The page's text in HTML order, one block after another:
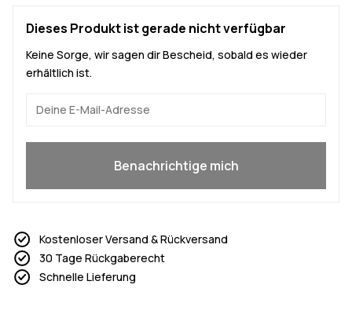
Dieses Produkt ist gerade nicht verfügbar
Keine Sorge, wir sagen dir Bescheid, sobald es wieder
erhältlich ist.
Benachrichtige mich
Kostenloser Versand & Rückversand
30 Tage Rückgaberecht
Schnelle Lieferung